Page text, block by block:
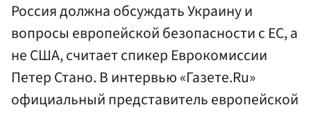
Россия должна обсуждать Украину и
вопросы европейской безопасности с ЕС, а
не США, считает спикер Еврокомиссии
Петер Стано. В интервью «Газете.Ru»
официальный представитель европейской